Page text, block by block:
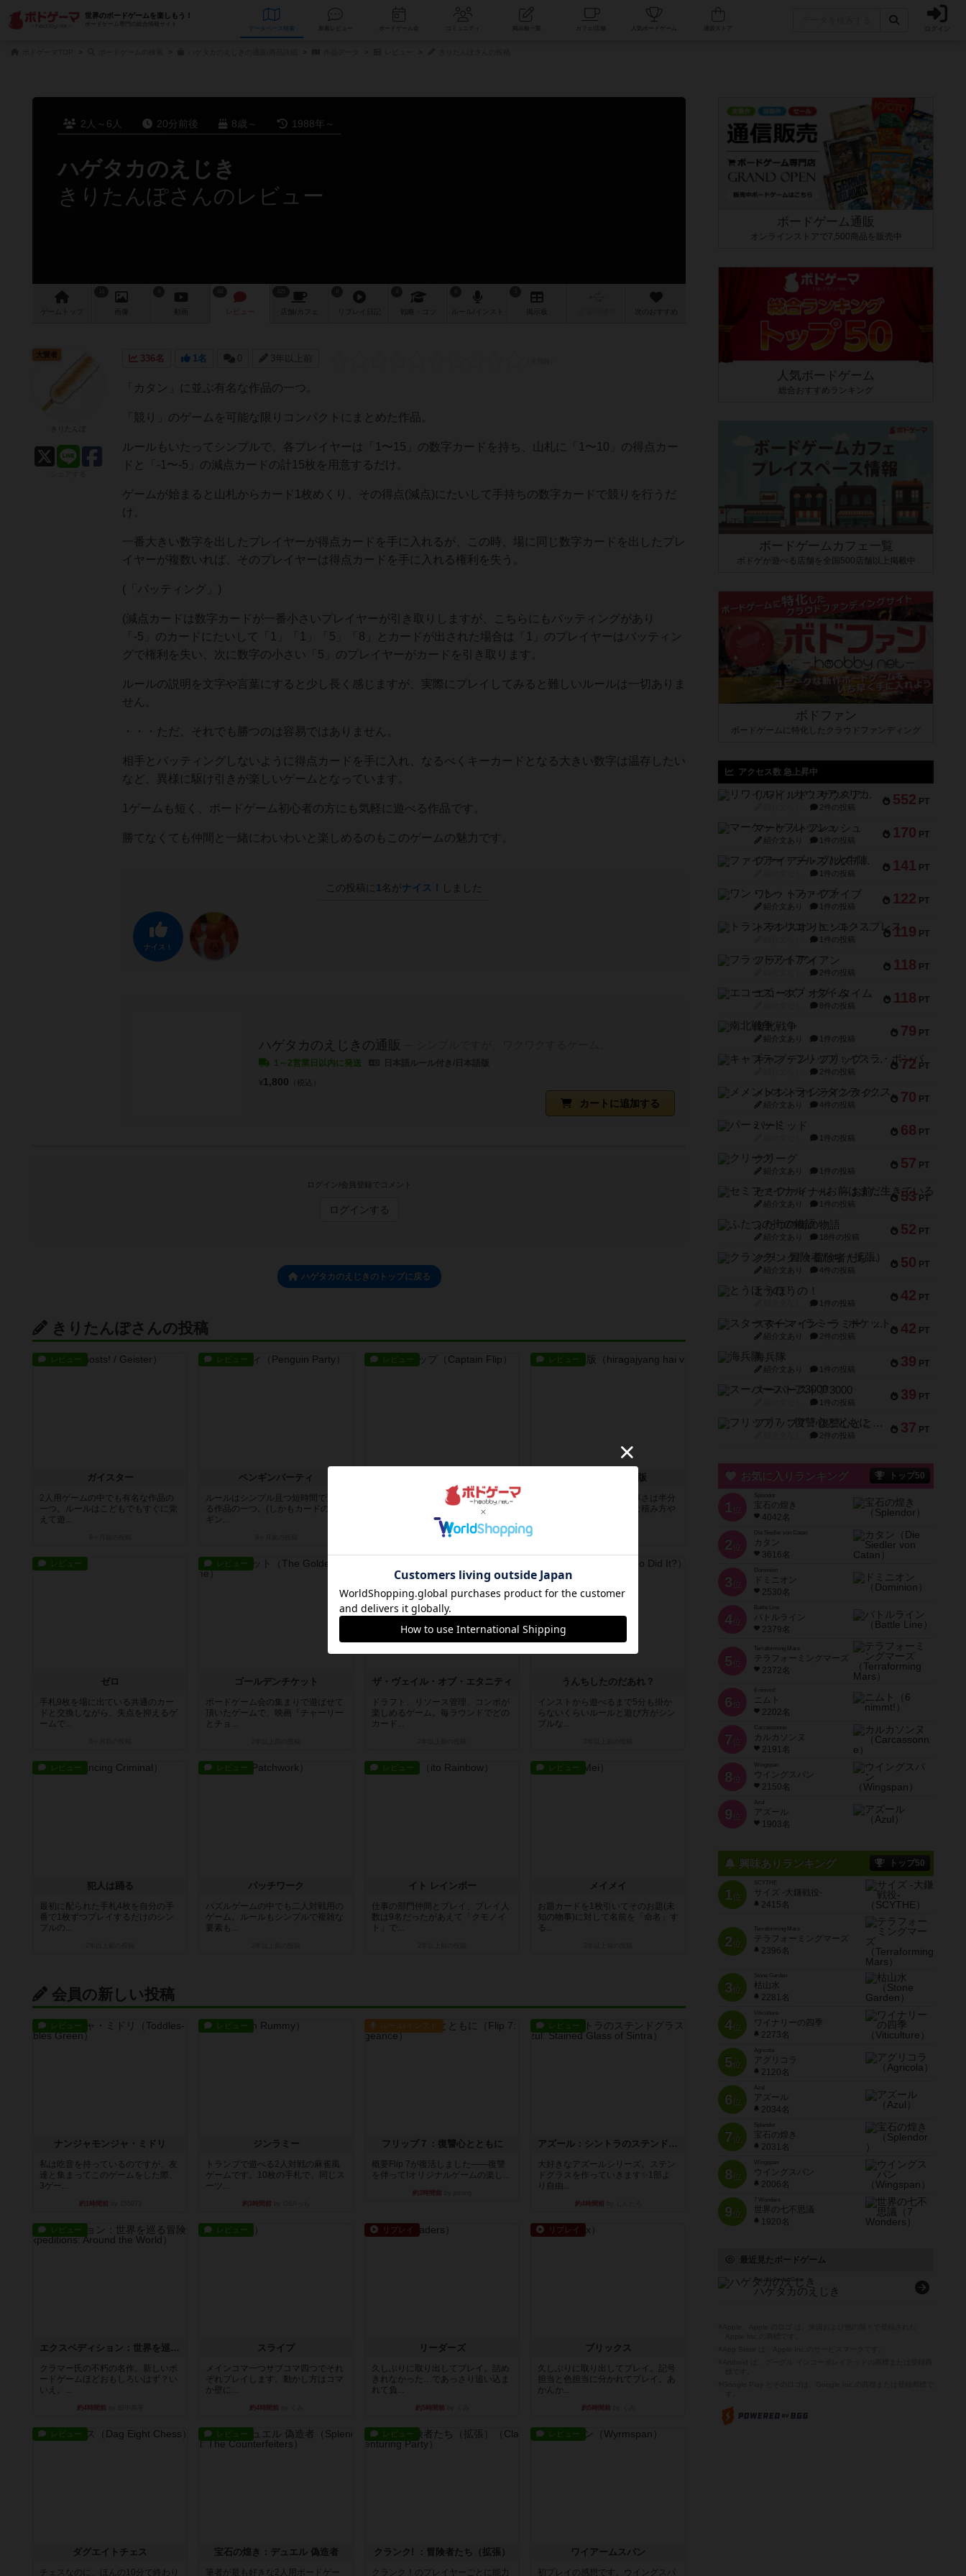
世界のボードゲームを楽しもう！
ボードゲーム専門の総合情報サイト
データベース コミュニティ 人気ボードゲーム ログイン
2人～6人 20分前後 8歳～ 1988年～
ハゲタカのえじき
きりたんぽさんのレビュー
ゲーム 画像 レビュー 店舗/ カフェ 戦略 次のおすすめ
336名 1名 0 3年以上前
「カタン」に並ぶ有名な作品の一つ。
「競り」のゲームを可能な限りコンパクトにまとめた作品。
ルールもいたってシンプルで、各プレイヤーは「1〜15」の数字カードを持ち、山札に「1〜10」の得点カー
ドと「-1〜-5」の減点カードの計15枚を用意するだけ。
ゲームが始まると山札からカード1枚めくり、その得点(減点)にたいして手持ちの数字カードで競りを行うだ
け。
一番大きい数字を出したプレイヤーが得点カードを手に入れるが、この時、場に同じ数字カードを出したプレ
イヤーが複数いれば、そのプレイヤーは得点カードを手に入れる権利を失う。
(「バッティング」)
(減点カードは数字カードが一番小さいプレイヤーが引き取りしますが、こちらにもバッティングがあり
「-5」のカードにたいして「1」「1」「5」「8」とカードが出された場合は「1」のプレイヤーはバッティン
グで権利を失い、次に数字の小さい「5」のプレイヤーがカードを引き取ります。
ルールの説明を文字や言葉にすると少し長く感じますが、実際にプレイしてみると難しいルールは一切ありま
せん。
・・・ただ、それでも勝つのは容易ではありません。
相手とバッティングしないように得点カードを手に入れ、なるべくキーカードとなる大きい数字は温存したい
など、異様に駆け引きが楽しいゲームとなっています。
1ゲームも短く、ボードゲーム初心者の方にも気軽に遊べる作品です。
勝てなくても仲間と一緒にわいわいと楽しめるのもこのゲームの魅力です。
この投稿に 1 名がナイス！ しました
ナイス！
ハゲタカのえじきの通販
1～2営業日以内に発送
カートに追加する
¥1,800 （税込）
大賢者
ログイン/会員登録でコメント
ログインする
ハゲタカのえじきのトップに戻る
きりたんぽさんの投稿
レビュー
ガイスター
2人用ゲームの中でも有名な作品の
一つ。ルールはこどもでもすぐに覚
えて遊...
レビュー
ペンギンパーティ
ルールはシンプル且つ短時間で遊べ
る作品の一つ。(しかもカードのペン
ギン...
レビュー
タイルを引いて自分のボードにセッ
トする、或いは引いたタイルをフリ
8ヶ月前の投稿
レビュー
ひらがじゃん 牌版
まず麻雀の牌と比べると厚さは半分
程？のため麻雀牌みたいな積み方や
レビュー
ゼロ
手札9枚を場に出ている共通のカー
ドと交換しながら、失点を抑えるゲ
ームで...
レビュー
ゴールデンチケット
ボードゲーム会の集まりで遊ばせて
頂いたゲームで、映画『チャーリー
とチョ...
ザ・ヴェイル・オブ・エタニティ
ドラフト、リソース管理、コンボが
楽しめるゲーム。毎ラウンドでどの
カード...
うんちしたのだあれ？
インストから遊べるまで5分も掛か
らないくらいルールと遊び方がシン
プルな...
レビュー
犯人は踊る
最初に配られた手札4枚を自分の手
番で1枚ずつプレイするだけのシン
プルの...
レビュー
パッチワーク
パズルゲームの中でも二人対戦用の
ゲーム。ルールもシンプルで複雑な
要素も...
レビュー
イト レインボー
仕事の部門仲間とプレイ、プレイ人
数は9名だったがあえて「クモノイ
ト」で...
レビュー
メイメイ
お題カードを1枚引いてそのお題(未
知の物事)に対して名前を「命名」す
る...
会員の新しい投稿
レビュー
ナンジャモンジャ・ミドリ
私は吃音を持っているのですが、友
達と集まってこのゲームをした際、
3ゲー...
約1時間前
レビュー
ジンラミー
トランプで遊べる2人対戦の麻雀風
ゲームです。10枚の手札で、同じス
ーツ...
約3時間前
ルール/インスト
フリップ７：復讐心とともに
概要Flip 7が復活しました――復讐
を伴って!オリジナルゲームの楽し...
約3時間前
レビュー
アズール：シントラのステンドグラス
大好きなアズールシリーズ。ステン
ドグラスを作っていきます✨1部よ
り自由...
約4時間前
レビュー
エクスペディション：世界を巡る冒険
クラマー氏の不朽の名作。新しいボ
ードゲームほどおもしろいはず？い
いえ。...
約4時間前
レビュー
スライプ
メインコマ一つサブコマ四つでそれ
ぞれプレイします。動かし方はコマ
か壁に...
約4時間前
リプレイ
リーダーズ
久しぶりに取り出してプレイ。詰め
きれなかった…であっさり追い込ま
れて負...
約5時間前
リプレイ
ブリックス
久しぶりに取り出してプレイ。記号
担当と色担当に分かれてプレイ。あ
かんか...
約5時間前
レビュー
ダグエイトチェス
チェスなのに、ほんの10分で終わり
レビュー
宝石の煌き：デュエル 偽造者
筆者が最も好きな2人用ボードゲー
レビュー
クランク! ：冒険者たち（拡張）
クランク！のプレイヤーごとに能力
レビュー
ワイアームスパン
初プレイの感想です。ウイングスパ
ボードゲーム通販
オンラインストアで7,500商品を販売中
人気ボードゲーム
総合おすすめランキング
ボードゲームカフェ一覧
ボドゲが遊べる店舗を全国500店舗以上掲載中
ボドファン
ボードゲームに特化したクラウドファンディング
アクセス数 急上昇中
552 PT
リワイルド：サウスアメリカ
2件の投稿
170 PT
マーケットフレッシュ
紹介文あり 1件の投稿
141 PT
ファイアー・ブルズ / 火牛陣
1件の投稿
122 PT
ワン・トゥ・ファイブ
紹介文あり 1件の投稿
119 PT
トランスオリエント・エクスプレス
1件の投稿
118 PT
フラットアイアン
2件の投稿
118 PT
エコーズ・オブ・タイム
8件の投稿
79 PT
南北戦争
紹介文あり 1件の投稿
72 PT
キャプテン・フリップ：イスラ・ボンバ
2件の投稿
70 PT
メメントオンラインタクティクス
紹介文あり 4件の投稿
68 PT
パーミッド
1件の投稿
57 PT
クリーグ
紹介文あり 1件の投稿
53 PT
セミファイナル ～お前はまだ生きている～
紹介文あり 1件の投稿
52 PT
ふたつの街の物語
紹介文あり 18件の投稿
50 PT
クランク! ：冒険者たち（拡張）
紹介文あり 4件の投稿
42 PT
とうほうの！
1件の投稿
42 PT
スターマイン・ラミー ポケット
紹介文あり 2件の投稿
39 PT
海兵隊
紹介文あり 1件の投稿
39 PT
スーパーストア3000
1件の投稿
37 PT
フリップ７：復讐心とともに
2件の投稿
お気に入りランキング トップ50
1 位
宝石の煌き
4042名
2 位
Die Siedler von Catan
カタン
3616名
3 位
ドミニオン
2530名
4位
Battle Line
バトルライン
2379名
5 位
Terraforming Mars
テラフォーミングマーズ
2372名
6 位
ニムト
2202名
7 位
Carcassonne
カルカソンヌ
2191名
8 位
Wingspan
ウイングスパン
2150名
9 位
Azul
アズール
1903名
興味ありランキング トップ50
1位
SCYTHE
サイズ -大鎌戦役-
2415名
2位
Terraforming Mars
テラフォーミングマーズ
2396名
3位
Stone Garden
枯山水
2281名
4位
Viticulture
ワイナリーの四季
2273名
5位
Agricola
アグリコラ
2120名
6位
Azul
アズール
2034名
7位
宝石の煌き
2031名
8位
Wingspan
ウイングスパン
2006名
9位
7 Wonders
世界の七不思議
1920名
最近見たボードゲーム
Raj / Hol's der Geier
ハゲタカのえじき